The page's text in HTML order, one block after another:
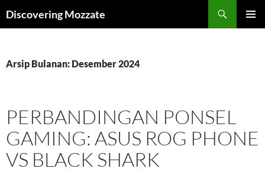
keDiscovering Mozzate
Arsip Bulanan: Desember 2024
PERBANDINGAN PONSEL
GAMING: ASUS ROG PHONE
VS BLACK SHARK